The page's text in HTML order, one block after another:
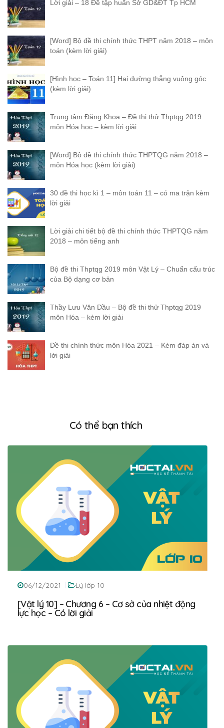
Lời giải – 18 Đề tập huấn Sở GD&ĐT Tp HCM
[Word] Bộ đề thi chính thức THPT năm 2018 – môn
toán (kèm lời giải)
[Hình học – Toán 11] Hai đường thẳng vuông góc
(kèm lời giải)
Trung tâm Đăng Khoa – Đề thi thử Thptqg 2019
môn Hóa học – kèm lời giải
[Word] Bộ đề thi chính thức THPTQG năm 2018 –
môn Hóa học (kèm lời giải)
30 đề thi học kì 1 – môn toán 11 – có ma trận kèm
lời giải
Lời giải chi tiết bộ đề thi chính thức THPTQG năm
2018 – môn tiếng anh
Bộ đề thi Thptqg 2019 môn Vật Lý – Chuẩn cấu trúc
của Bộ dạng cơ bản
Thầy Lưu Văn Dầu – Bộ đề thi thử Thptqg 2019
môn Hóa – kèm lời giải
Đề thi chính thức môn Hóa 2021 – Kèm đáp án và
lời giải
Có thể bạn thích
06/12/2021 Lý lớp 10
[Vật lý 10] – Chương 6 – Cơ sở của nhiệt động
lực học – Có lời giải